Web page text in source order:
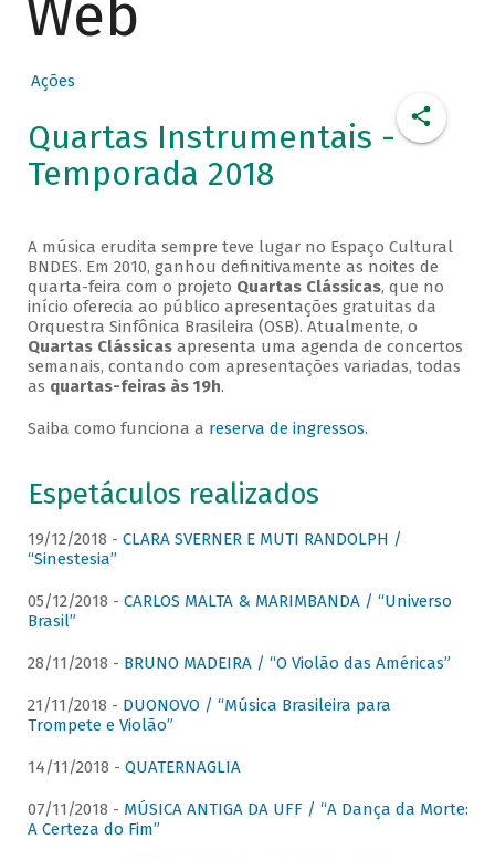
Web
Ações
Quartas Instrumentais -
Temporada 2018
A música erudita sempre teve lugar no Espaço Cultural
BNDES. Em 2010, ganhou definitivamente as noites de
quarta-feira com o projeto Quartas Clássicas, que no
início oferecia ao público apresentações gratuitas da
Orquestra Sinfônica Brasileira (OSB). Atualmente, o
Quartas Clássicasapresenta uma agenda de concertos
semanais, contando com apresentações variadas, todas
as quartas-feiras às 19h.
Saiba como funciona a reserva de ingressos.
Espetáculos realizados
19/12/2018 - CLARA SVERNER E MUTI RANDOLPH /
“Sinestesia”
05/12/2018 - CARLOS MALTA & MARIMBANDA / “Universo
Brasil”
28/11/2018 - BRUNO MADEIRA / “O Violão das Américas”
21/11/2018 - DUONOVO / “Música Brasileira para
Trompete e Violão”
14/11/2018 - QUATERNAGLIA
07/11/2018 - MÚSICA ANTIGA DA UFF / “A Dança da Morte:
A Certeza do Fim”